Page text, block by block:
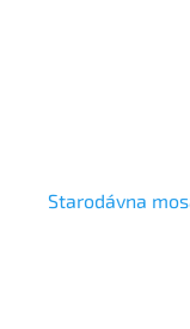
Starodávna